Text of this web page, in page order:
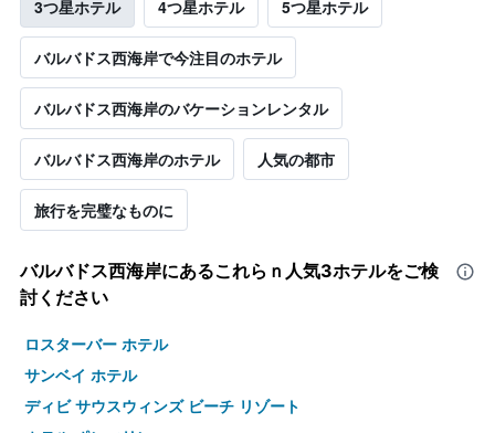
3つ星ホテル 4つ星ホテル 5つ星ホテル
バルバドス西海岸で今注目のホテル
バルバドス西海岸のバケーションレンタル
バルバドス西海岸のホテル 人気の都市
旅行を完璧なものに
バルバドス西海岸​にあるこれらｎ人気3ホテルをご検
討ください
ロスターバー ホテル
サンベイ ホテル
ディビ サウスウィンズ ビーチ リゾート